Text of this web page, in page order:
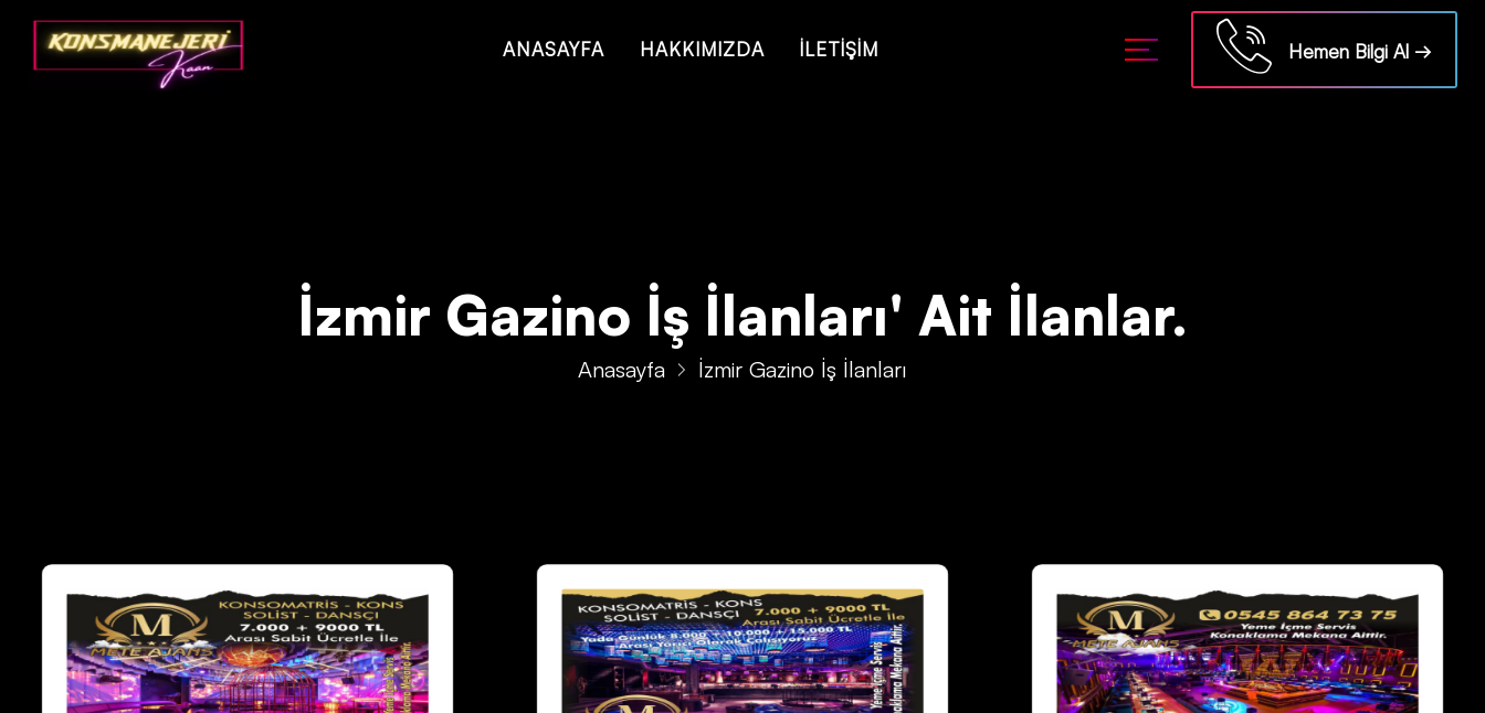
Deprecated: json_decode(): Passing null to parameter #1 ($json) of type string is deprecated in/home/konsmenajericom/public_html/api/kontrol/etiket.php on line18
ANASAYFA HAKKIMIZDA İLETİŞİM Hemen Bilgi Al →
İzmir Gazino İş İlanları' Ait İlanlar.
Anasayfa İzmir Gazino İş İlanları